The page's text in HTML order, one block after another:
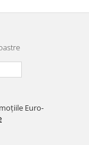
Euro-